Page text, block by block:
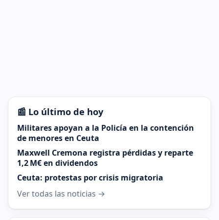
📰 Lo último de hoy
Militares apoyan a la Policía en la contención
de menores en Ceuta
Maxwell Cremona registra pérdidas y reparte
1,2 M€ en dividendos
Ceuta: protestas por crisis migratoria
Ver todas las noticias →